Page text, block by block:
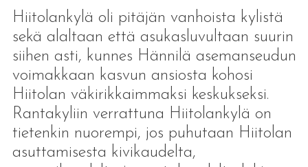
Hiitolankylä oli pitäjän vanhoista kylistä
sekä alaltaan että asukasluvultaan suurin
siihen asti, kunnes Hännilä asemanseudun
voimakkaan kasvun ansiosta kohosi
Hiitolan väkirikkaimmaksi keskukseksi.
Rantakyliin verrattuna Hiitolankylä on
tietenkin nuorempi, jos puhutaan Hiitolan
asuttamisesta kivikaudelta,